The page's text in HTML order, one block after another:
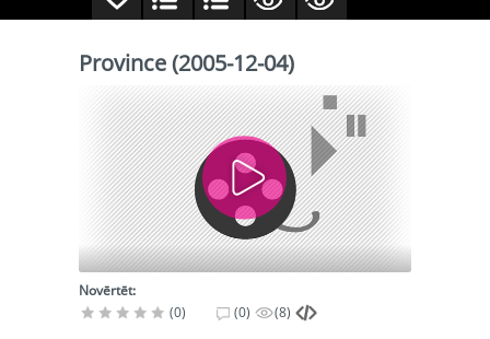
Province (2005-12-04)
Novērtēt:
(0)
(0) (8)